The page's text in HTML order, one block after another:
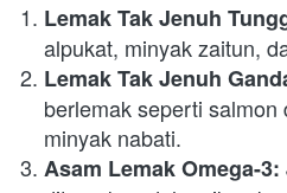
Lemak Tak Jenuh
alpukat, minyak zaitun,
Lemak Tak Jenuh
berlemak seperti
minyak nabati.
Asam Lemak Omega-3: